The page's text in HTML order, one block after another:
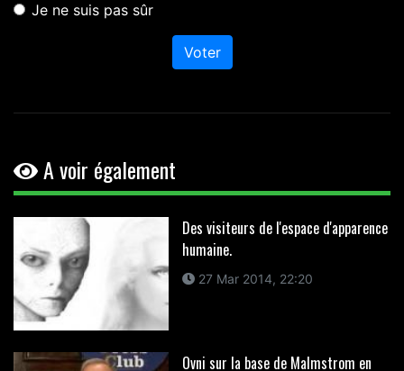
Je ne suis pas sûr
Voter
A voir également
Des visiteurs de l'espace d'apparence
humaine.
27 Mar 2014, 22:20
Ovni sur la base de Malmstrom en